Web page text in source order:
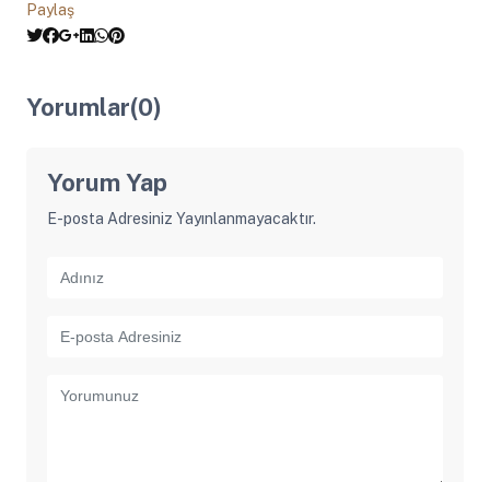
Paylaş
Yorumlar(0)
Yorum Yap
E-posta Adresiniz Yayınlanmayacaktır.